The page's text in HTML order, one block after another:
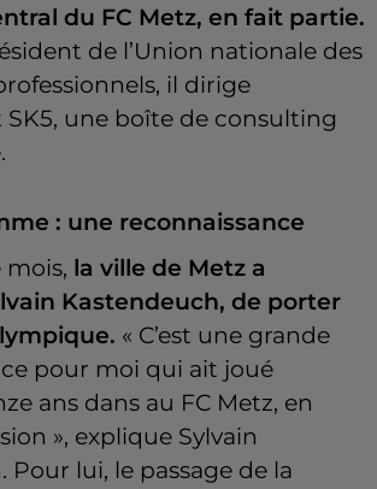
du FC Metz, en fait partie.
de l’Union nationale des
il dirige
une boîte de consulting
: une reconnaissance
mois, la ville de Metz a
Kastendeuch, de porter
« C’est une grande
pour moi qui ait joué
ans dans au FC Metz, en
», explique Sylvain
Pour lui, le passage de la